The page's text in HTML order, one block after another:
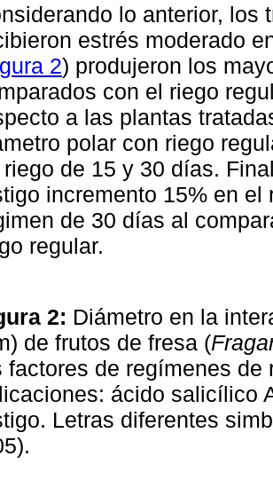
lo anterior, los
estrés moderado
2) produjeron los
con el riego
a las plantas
polar con riego
riego de 15 y 30 días.
incremento 15% en
de 30 días al
regular.
2: Diámetro en la
de frutos de fresa (
factores de regímenes
ácido salicílico
Letras diferentes